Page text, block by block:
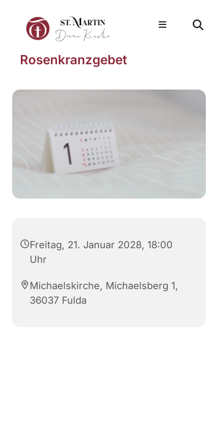
Rosenkranzgebet
Freitag, 21. Januar 2028, 18:00
Uhr
Michaelskirche, Michaelsberg 1,
36037 Fulda